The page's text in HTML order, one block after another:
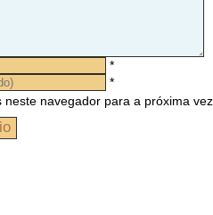
*
*
neste navegador para a próxima